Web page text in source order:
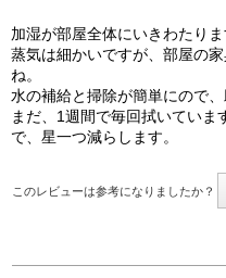
加湿が部屋全体にいきわたりま
蒸気は細かいですが、部屋の
ね。
水の補給と掃除が簡単にので、
まだ、1週間で毎回拭いてい
で、星一つ減らします。
このレビューは参考になりましたか？